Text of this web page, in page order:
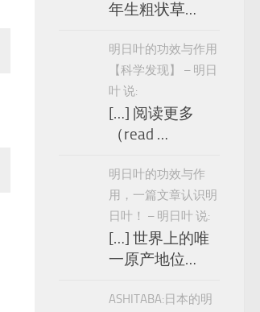
年生粗状草…
明日叶的功效与作用
【科学发现】 – 明日
叶 说:
[…] 阅读更多
（read …
明日叶的功效与作
用，一篇文章认识明
日叶！ – 明日叶 说:
[…] 世界上的唯
一原产地位…
ASHITABA:日本的明